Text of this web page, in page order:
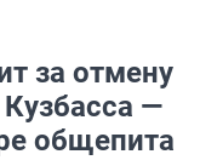
за отмену
Кузбасса —
общепита